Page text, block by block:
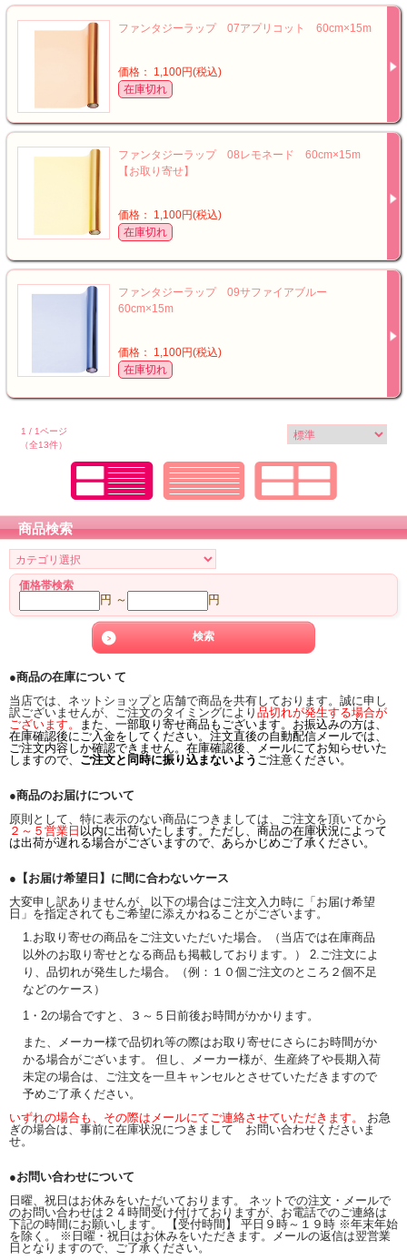
ファンタジーラップ 07アプリコット 60cm×15m
価格： 1,100円(税込)
在庫切れ
ファンタジーラップ 08レモネード 60cm×15m
【お取り寄せ】
価格： 1,100円(税込)
在庫切れ
ファンタジーラップ 09サファイアブルー
60cm×15m
価格： 1,100円(税込)
在庫切れ
1 / 1ページ
（全13件）
商品検索
価格帯検索
円 ～ 円
●商品の在庫につい て
当店では、ネットショップと店舗で商品を共有しております。誠に申し
訳ございませんが、ご注文のタイミングにより 品切れが発生する場合が
ございます。
また、一部取り寄せ商品もございます。お振込みの方は、
在庫確認後にご入金をしてください。注文直後の自動配信メールでは、
ご注文内容しか確認できません。在庫確認後、メールにてお知らせいた
しますので、 ご注文と同時に振り込まないよう ご注意ください。
●商品のお届けについて
原則として、特に表示のない商品につきましては、ご注文を頂いてから
２～５営業日 以内に出荷いたします。ただし、商品の在庫状況によって
は出荷が遅れる場合がございますので、あらかじめご了承ください。
●【お届け希望日】に間に合わないケース
大変申し訳ありませんが、以下の場合はご注文入力時に「お届け希望
日」を指定されてもご希望に添えかねることがございます。
1.お取り寄せの商品をご注文いただいた場合。（当店では在庫商品
以外のお取り寄せとなる商品も掲載しております。） 2.ご注文によ
り、品切れが発生した場合。（例：１０個ご注文のところ２個不足
などのケース）
1・2の場合ですと、３～５日前後お時間がかかります。
また、メーカー様で品切れ等の際はお取り寄せにさらにお時間がか
かる場合がございます。 但し、メーカー様が、生産終了や長期入荷
未定の場合は、ご注文を一旦キャンセルとさせていただきますので
予めご了承ください。
いずれの場合も、その際はメールにてご連絡させていただきます。 お急
ぎの場合は、事前に在庫状況につきまして お問い合わせくださいま
せ。
●お問い合わせについて
日曜、祝日はお休みをいただいております。 ネットでの注文・メールで
のお問い合わせは２４時間受け付けておりますが、お電話でのご連絡は
下記の時間にお願いします。 【受付時間】 平日９時～１９時 ※年末年始
を除く。 ※日曜・祝日はお休みをいただきます。メールの返信は翌営業
日となりますので、ご了承ください。